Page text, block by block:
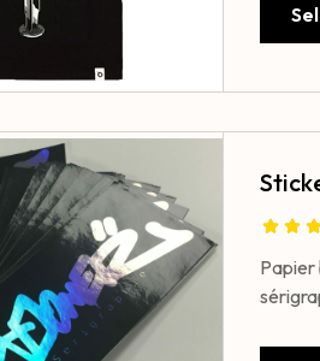
Papier